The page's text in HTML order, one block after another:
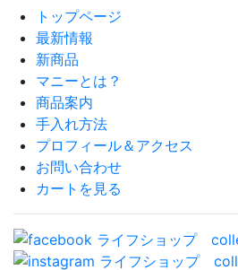
トップページ
最新情報
新商品
マニーとは？
商品案内
手入れ方法
プロフィール＆アクセス
お問い合わせ
カートを見る